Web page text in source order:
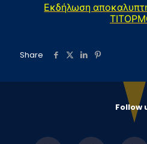
Εκδήλωση
Share
Follow